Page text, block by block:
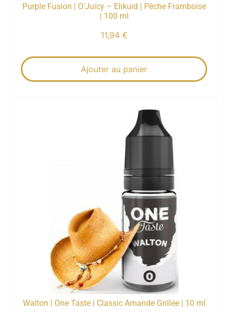
Purple Fusion | O’Juicy – Elikuid | Pêche Framboise
| 100 ml
11,94 €
Ajouter au panier
Walton | One Taste | Classic Amande Grillée | 10 ml